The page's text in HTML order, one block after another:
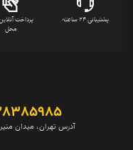
پشتیبانی 24 ساعته
پرداخت
محل
- 02166490689
آدرس تهران، میدان